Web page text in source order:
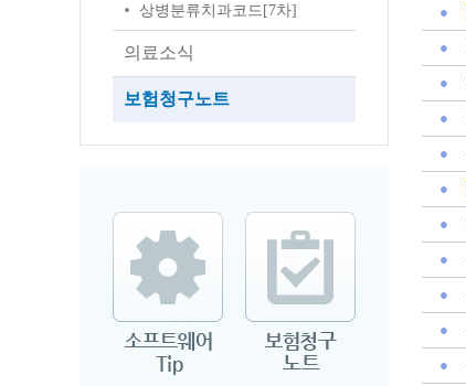
상병분류치과코드[7차]
의료소식
보험청구노트
●
●
●
●
●
●
●
●
●
●
●